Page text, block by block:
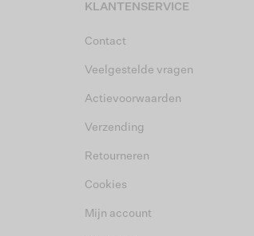
KLANTENSERVICE
Contact
Veelgestelde vragen
Actievoorwaarden
Verzending
Retourneren
Cookies
Mijn account